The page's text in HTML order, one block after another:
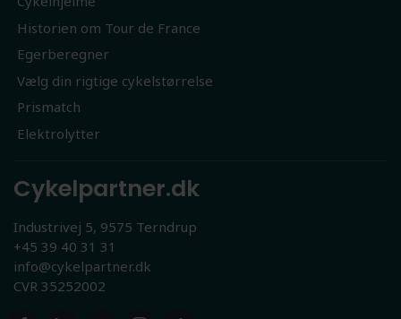
Historien om Tour de France
Egerberegner
Vælg din rigtige cykelstørrelse
Prismatch
Elektrolytter
Cykelpartner.dk
Industrivej 5, 9575 Terndrup
+45 39 40 31 31
info@cykelpartner.dk
CVR 35252002